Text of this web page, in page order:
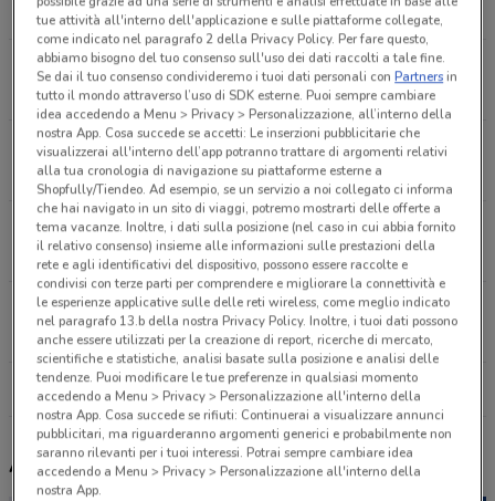
336 m
APERTO
via C. Cantù 51 Como
20.1 km
APERTO
via Giulini, 10 Como
20.3 km
APERTO
via Bonsignori, 9 Busto Arsizio
23.1 km
APERTO
Corso Mameli 55 Verbania
23.5 km
APERTO
Tutti i negozi Libraccio
Altri volantini nelle vicinanze
tue attività all'interno dell'applicazione e sulle piattaforme collegate,
come indicato nel paragrafo 2 della Privacy Policy. Per fare questo,
abbiamo bisogno del tuo consenso sull'uso dei dati raccolti a tale fine.
Se dai il tuo consenso condivideremo i tuoi dati personali conPartnersin
tutto il mondo attraverso l’uso di SDK esterne. Puoi sempre cambiare
idea accedendo a Menu > Privacy > Personalizzazione, all’interno della
nostra App. Cosa succede se accetti: Le inserzioni pubblicitarie che
visualizzerai all'interno dell’app potranno trattare di argomenti relativi
alla tua cronologia di navigazione su piattaforme esterne a
Shopfully/Tiendeo. Ad esempio, se un servizio a noi collegato ci informa
che hai navigato in un sito di viaggi, potremo mostrarti delle offerte a
tema vacanze. Inoltre, i dati sulla posizione (nel caso in cui abbia fornito
il relativo consenso) insieme alle informazioni sulle prestazioni della
rete e agli identificativi del dispositivo, possono essere raccolte e
condivisi con terze parti per comprendere e migliorare la connettività e
le esperienze applicative sulle delle reti wireless, come meglio indicato
nel paragrafo 13.b della nostra Privacy Policy. Inoltre, i tuoi dati possono
anche essere utilizzati per la creazione di report, ricerche di mercato,
scientifiche e statistiche, analisi basate sulla posizione e analisi delle
tendenze. Puoi modificare le tue preferenze in qualsiasi momento
accedendo a Menu > Privacy > Personalizzazione all'interno della
nostra App. Cosa succede se rifiuti: Continuerai a visualizzare annunci
pubblicitari, ma riguarderanno argomenti generici e probabilmente non
saranno rilevanti per i tuoi interessi. Potrai sempre cambiare idea
accedendo a Menu > Privacy > Personalizzazione all'interno della
nostra App.